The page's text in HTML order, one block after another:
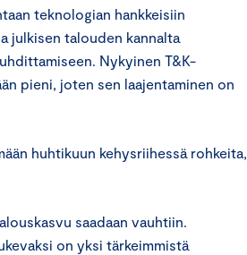
teknologian hankkeisiin
julkisen talouden kannalta
Nykyinen T&K-
pieni, joten sen laajentaminen on
huhtikuun kehysriihessä rohkeita,
saadaan vauhtiin.
on yksi tärkeimmistä